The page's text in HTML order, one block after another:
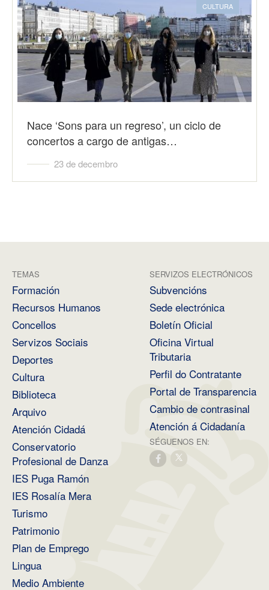
CULTURA
Nace ‘Sons para un regreso’, un ciclo de
concertos a cargo de antigas…
23 de decembro
TEMAS
Formación
Recursos Humanos
Concellos
Servizos Sociais
Deportes
Cultura
Biblioteca
Arquivo
Atención Cidadá
Conservatorio
Profesional de Danza
IES Puga Ramón
IES Rosalía Mera
Turismo
Patrimonio
Plan de Emprego
Lingua
Medio Ambiente
SERVIZOS ELECTRÓNICOS
Subvencións
Sede electrónica
Boletín Oficial
Oficina Virtual
Tributaria
Perfil do Contratante
Portal de Transparencia
Cambio de contrasinal
Atención á Cidadanía
SÉGUENOS EN: